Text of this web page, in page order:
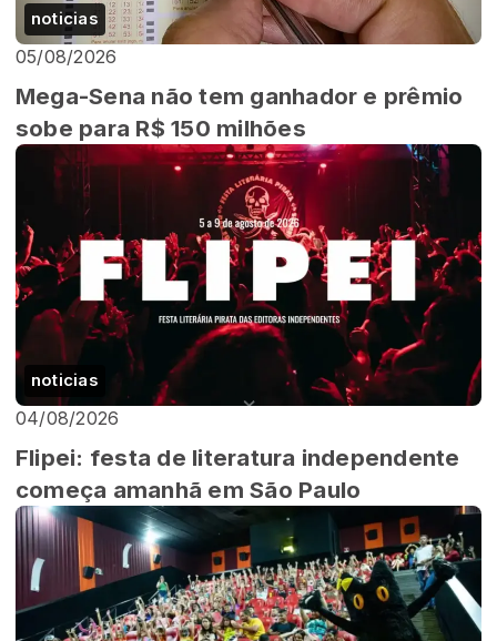
noticias
05/08/2026
Mega-Sena não tem ganhador e prêmio
sobe para R$ 150 milhões
noticias
04/08/2026
Flipei: festa de literatura independente
começa amanhã em São Paulo